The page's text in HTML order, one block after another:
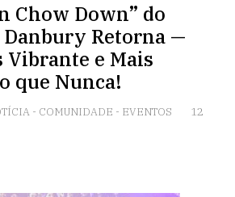
Chow Down” do
Retorna —
Vibrante e Mais
que Nunca!
- COMUNIDADE - EVENTOS
12